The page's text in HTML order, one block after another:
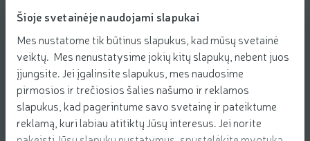
Šioje svetainėje naudojami slapukai
Mes nustatome tik būtinus slapukus, kad mūsų svetainė
veiktų. Mes nenustatysime jokių kitų slapukų, nebent juos
įjungsite. Jei įgalinsite slapukus, mes naudosime
pirmosios ir trečiosios šalies našumo ir reklamos
slapukus, kad pagerintume savo svetainę ir pateiktume
reklamą, kuri labiau atitiktų Jūsų interesus. Jei norite